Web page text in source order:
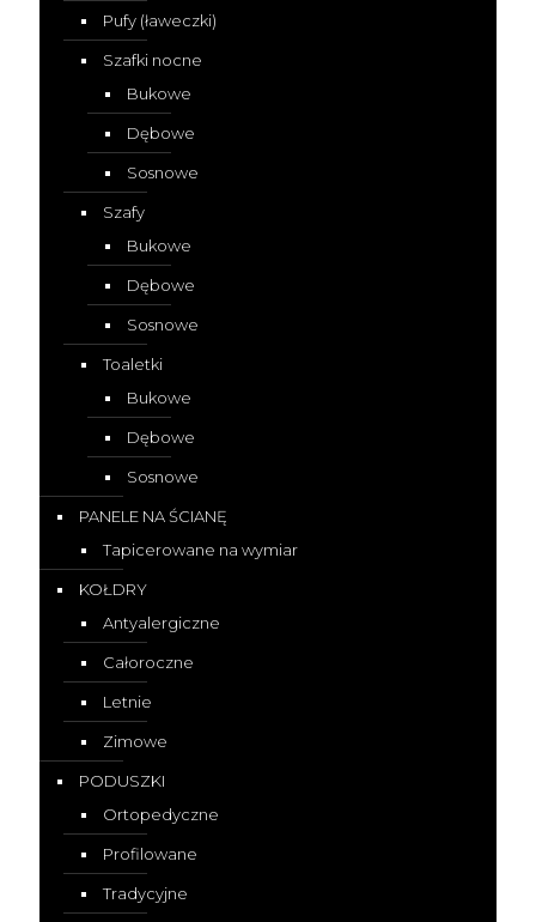
Pufy (ławeczki)
Szafki nocne
Bukowe
Dębowe
Sosnowe
Szafy
Bukowe
Dębowe
Sosnowe
Toaletki
Bukowe
Dębowe
Sosnowe
PANELE NA ŚCIANĘ
Tapicerowane na wymiar
KOŁDRY
Antyalergiczne
Całoroczne
Letnie
Zimowe
PODUSZKI
Ortopedyczne
Profilowane
Tradycyjne